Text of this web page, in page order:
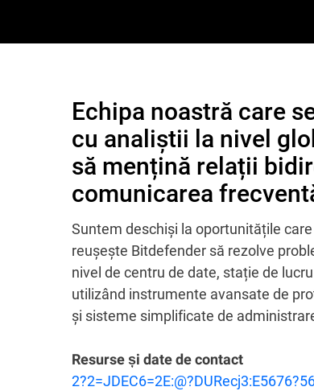
Echipa noastră care
cu analiștii la nivel
să mențină relații
comunicarea
Suntem deschiși la oportunitățile
reușește Bitdefender să rezolve
nivel de centru de date, stație de
utilizând instrumente avansate de
și sisteme simplificate de
Resurse și date de contact